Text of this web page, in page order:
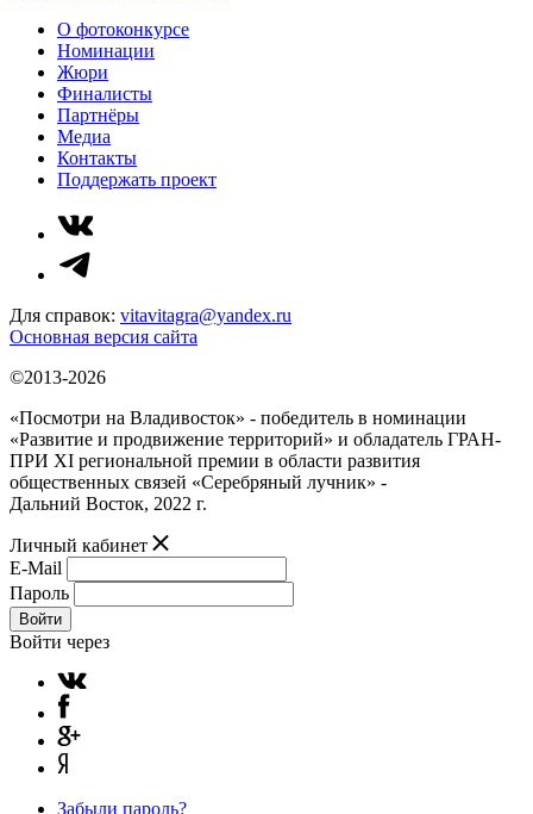
О фотоконкурсе
Номинации
Жюри
Финалисты
Партнёры
Медиа
Контакты
Поддержать проект
Для справок: vitavitagra@yandex.ru
Основная версия сайта
©2013-2026
«Посмотри на Владивосток» - победитель в номинации
«Развитие и продвижение территорий» и обладатель ГРАН-
ПРИ XI региональной премии в области развития
общественных связей «Серебряный лучник» -
Дальний Восток, 2022 г.
Личный кабинет
E-Mail
Пароль
Войти
Войти через
Забыли пароль?